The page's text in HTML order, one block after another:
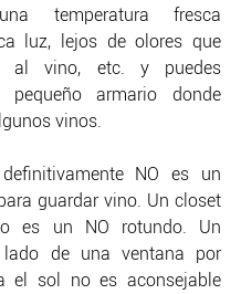
temperatura fresca
luz, lejos de olores que
al vino, etc. y puedes
armario donde
vinos.
NO es un
guardar vino. Un closet
es un NO rotundo. Un
de una ventana por
el sol no es aconsejable